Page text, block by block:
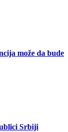
može da bude
Srbiji